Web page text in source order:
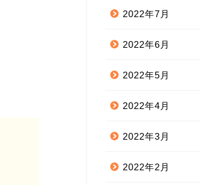
2022年7月
2022年6月
2022年5月
2022年4月
2022年3月
2022年2月